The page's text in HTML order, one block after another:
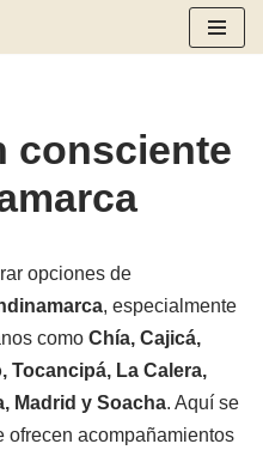
consciente
opciones de
, especialmente
como Chía, Cajicá,
Tocancipá, La Calera,
Madrid y Soacha. Aquí se
ofrecen acompañamientos